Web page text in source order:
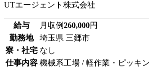
UTエージェント株式会社
給与 月収例260,000円
勤務地
埼玉県 三郷市
寮・社宅 なし
仕事内容 機械系工場 / 軽作業・ピッキ